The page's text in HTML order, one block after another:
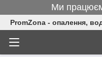
Ми
PromZona - опалення,